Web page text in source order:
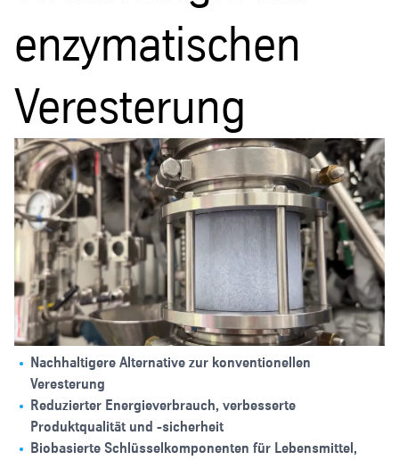
enzymatischen
Veresterung
Nachhaltigere Alternative zur konventionellen
Veresterung
Reduzierter Energieverbrauch, verbesserte
Produktqualität und -sicherheit
Biobasierte Schlüsselkomponenten für Lebensmittel,